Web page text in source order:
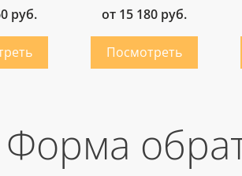
руб. от 15 180 руб.
Форма